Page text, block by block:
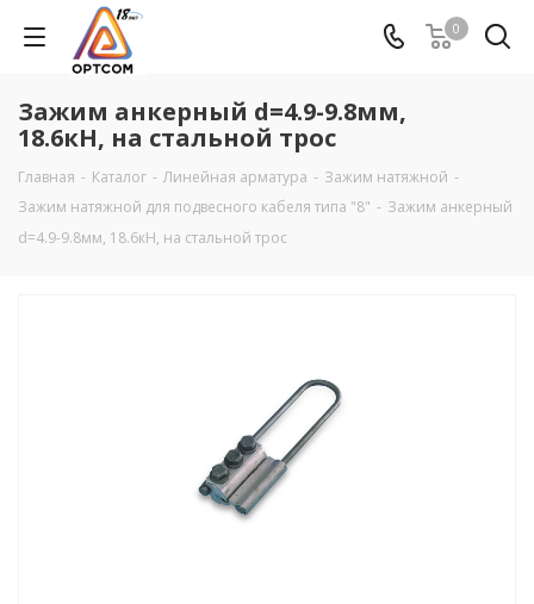
0
Зажим анкерный d=4.9-9.8мм,
18.6кН, на стальной трос
Главная - Каталог - Линейная арматура - Зажим натяжной -
Зажим натяжной для подвесного кабеля типа "8" - Зажим анкерный
d=4.9-9.8мм, 18.6кН, на стальной трос